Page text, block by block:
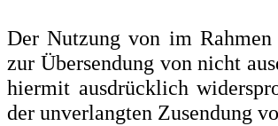
Der Nutzung von im
zur Übersendung von nicht
hiermit ausdrücklich
der unverlangten Zusendung